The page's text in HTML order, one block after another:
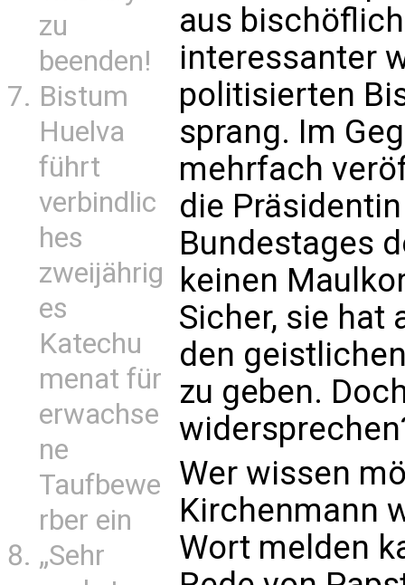
zu
beenden!
Bistum
Huelva
führt
verbindlic
hes
zweijährig
es
Katechu
menat für
erwachse
ne
Taufbewe
rber ein
„Sehr
aus
interessanter
politisierten
sprang. Im
mehrfach
die
Bundestages
keinen
Sicher, sie hat
den
zu geben.
Wer wissen
Kirchenmann
Wort melden